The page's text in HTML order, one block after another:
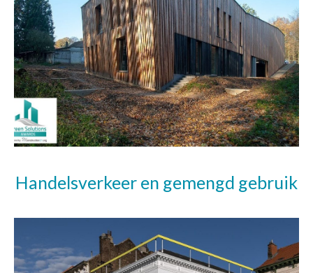
Handelsverkeer en gemengd gebruik